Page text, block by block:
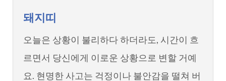
돼지띠
오늘은 상황이 불리하다 하더라도, 시간이 흐
르면서 당신에게 이로운 상황으로 변할 거예
요. 현명한 사고는 걱정이나 불안감을 떨쳐 버